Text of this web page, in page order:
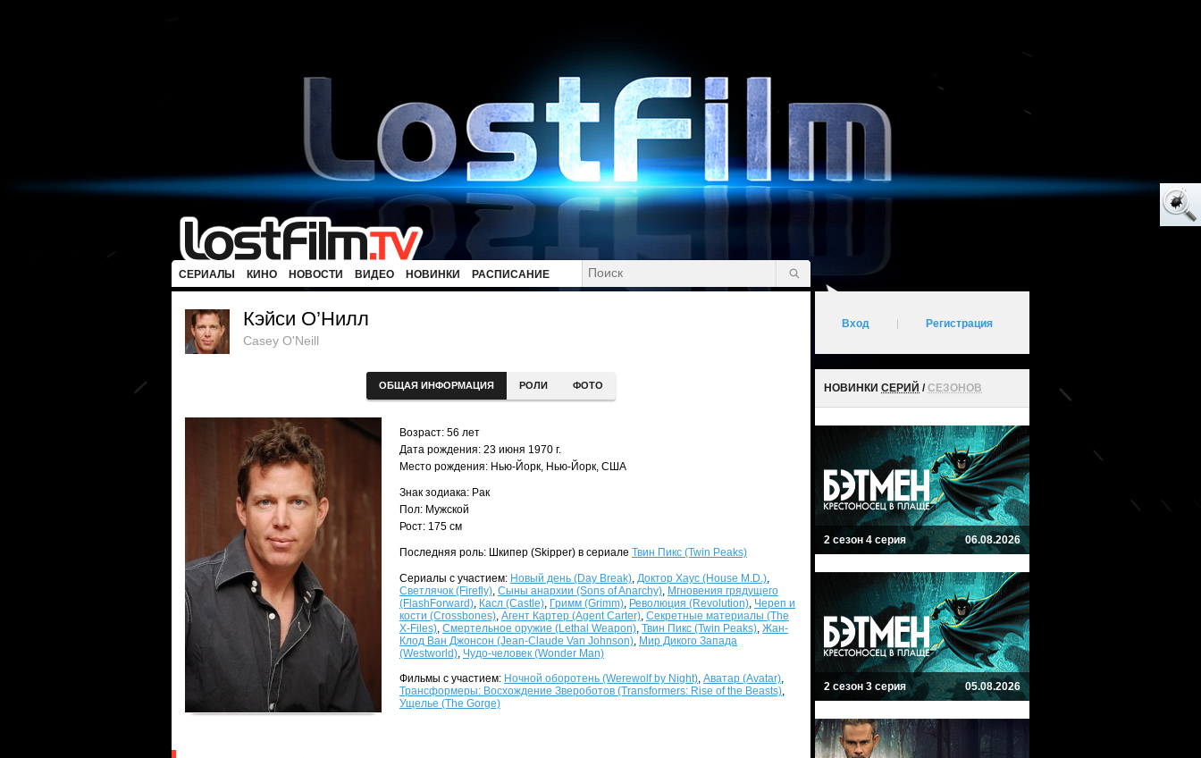
СЕРИАЛЫ КИНО НОВОСТИ ВИДЕО НОВИНКИ РАСПИСАНИЕ
Кэйси О’Нилл
Casey O'Neill
ОБЩАЯ ИНФОРМАЦИЯ РОЛИ ФОТО
Возраст: 56 лет
Дата рождения: 23 июня 1970 г.
Место рождения: Нью-Йорк, Нью-Йорк, США
Знак зодиака: Рак
Пол: Мужской
Рост: 175 см
Последняя роль: Шкипер (Skipper) в сериале Твин Пикс (Twin Peaks)
Сериалы с участием: Новый день (Day Break), Доктор Хаус (House M.D.),
Светлячок (Firefly), Сыны анархии (Sons of Anarchy), Мгновения грядущего
(FlashForward), Касл (Castle), Гримм (Grimm), Революция (Revolution), Череп и
кости (Crossbones), Агент Картер (Agent Carter), Секретные материалы (The
X-Files), Смертельное оружие (Lethal Weapon), Твин Пикс (Twin Peaks), Жан-
Клод Ван Джонсон (Jean-Claude Van Johnson), Мир Дикого Запада
(Westworld), Чудо-человек (Wonder Man)
Фильмы с участием: Ночной оборотень (Werewolf by Night), Аватар (Avatar),
Трансформеры: Восхождение Звероботов (Transformers: Rise of the Beasts),
Ущелье (The Gorge)
Вход Регистрация
НОВИНКИ СЕРИЙ /СЕЗОНОВ
2 сезон 4 серия 06.08.2026
2 сезон 3 серия 05.08.2026